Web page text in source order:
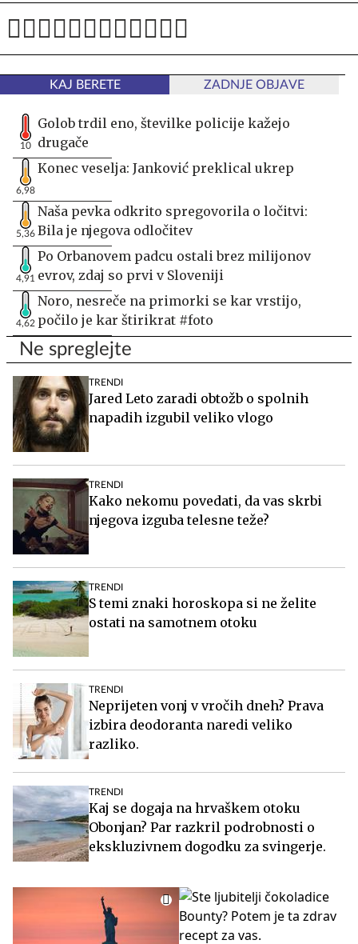
KAJ BERETE ZADNJE OBJAVE
10
Golob trdil eno, številke policije kažejo
drugače
6,98
Konec veselja: Janković preklical ukrep
5,36
Naša pevka odkrito spregovorila o ločitvi:
Bila je njegova odločitev
4,91
Po Orbanovem padcu ostali brez milijonov
evrov, zdaj so prvi v Sloveniji
4,62
Noro, nesreče na primorki se kar vrstijo,
počilo je kar štirikrat #foto
Ne spreglejte
TRENDI
Jared Leto zaradi obtožb o spolnih
napadih izgubil veliko vlogo
TRENDI
Kako nekomu povedati, da vas skrbi
njegova izguba telesne teže?
TRENDI
S temi znaki horoskopa si ne želite
ostati na samotnem otoku
TRENDI
Neprijeten vonj v vročih dneh? Prava
izbira deodoranta naredi veliko
razliko.
TRENDI
Kaj se dogaja na hrvaškem otoku
Obonjan? Par razkril podrobnosti o
ekskluzivnem dogodku za svingerje.